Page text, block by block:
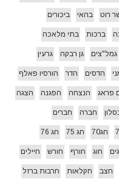
רוט בהאי ביכורים
ברכות בתי מלאכה
גמל"צים גן רבקה גרעין
הדסים הדר הורסיו פאלף
פראג הנצחה הפגנה הצגה
חברה חברים
חג70 חג 75 חג 76
חוג חורף חורש חיילים
חצב חקלאות חרבות ברזל